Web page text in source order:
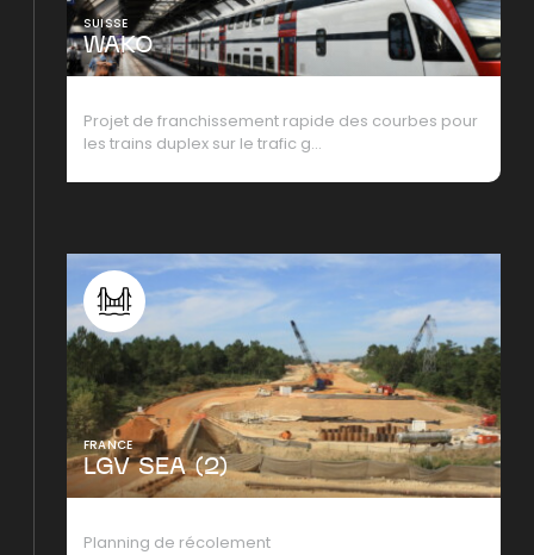
SUISSE
WAKO
Projet de franchissement rapide des courbes pour
les trains duplex sur le trafic g…
FRANCE
LGV SEA (2)
Planning de récolement